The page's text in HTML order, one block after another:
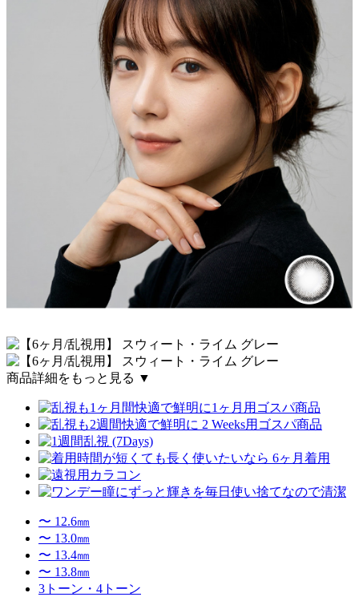
商品詳細をもっと見る ▼
〜 12.6㎜
〜 13.0㎜
〜 13.4㎜
〜 13.8㎜
3トーン・4トーン